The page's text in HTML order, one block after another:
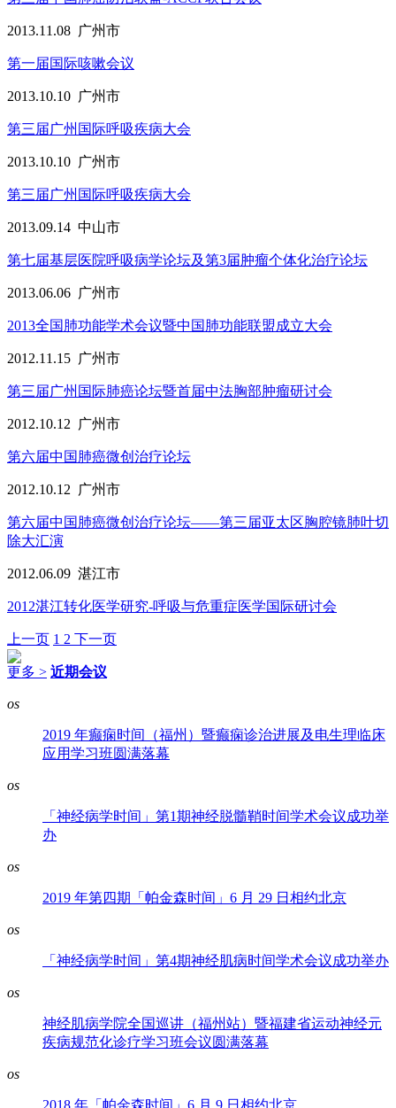
2013.11.08 广州市
第一届国际咳嗽会议
2013.10.10 广州市
第三届广州国际呼吸疾病大会
2013.10.10 广州市
第三届广州国际呼吸疾病大会
2013.09.14 中山市
第七届基层医院呼吸病学论坛及第3届肿瘤个体化治疗论坛
2013.06.06 广州市
2013全国肺功能学术会议暨中国肺功能联盟成立大会
2012.11.15 广州市
第三届广州国际肺癌论坛暨首届中法胸部肿瘤研讨会
2012.10.12 广州市
第六届中国肺癌微创治疗论坛
2012.10.12 广州市
第六届中国肺癌微创治疗论坛——第三届亚太区胸腔镜肺叶切
除大汇演
2012.06.09 湛江市
2012湛江转化医学研究-呼吸与危重症医学国际研讨会
上一页 1 2 下一页
更多 > 近期会议
os
2019 年癫痫时间（福州）暨癫痫诊治进展及电生理临床
应用学习班圆满落幕
os
「神经病学时间」第1期神经脱髓鞘时间学术会议成功举
办
os
2019 年第四期「帕金森时间」6 月 29 日相约北京
os
「神经病学时间」第4期神经肌病时间学术会议成功举办
os
神经肌病学院全国巡讲（福州站）暨福建省运动神经元
疾病规范化诊疗学习班会议圆满落幕
os